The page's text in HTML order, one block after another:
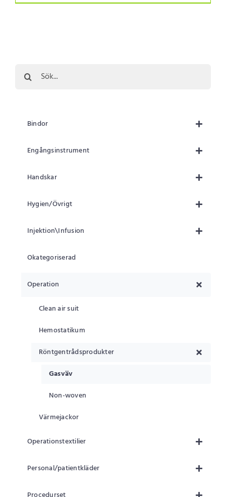
efter:
Bindor
Engångsinstrument
Handskar
Hygien/Övrigt
Injektion\Infusion
Okategoriserad
Operation
Clean air suit
Hemostatikum
Röntgentrådsprodukter
Gasväv
Non-woven
Värmejackor
Operationstextilier
Personal/patientkläder